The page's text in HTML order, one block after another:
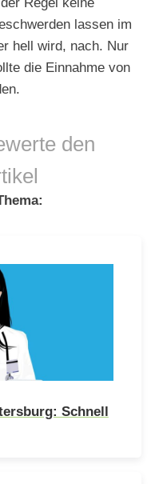
lassen im
hell wird, nach. Nur
die Einnahme von
den
Schnell